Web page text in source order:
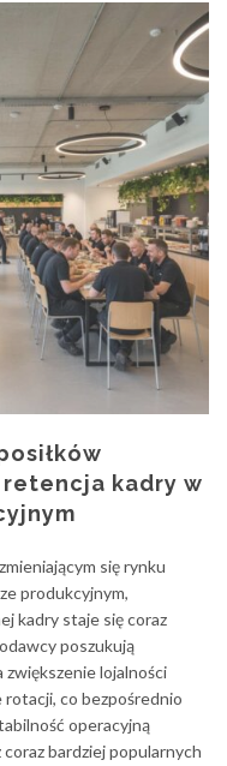
kadry w
się rynku
produkcyjnym,
kadry staje się coraz
poszukują
lojalności
co bezpośrednio
operacyjną
bardziej popularnych